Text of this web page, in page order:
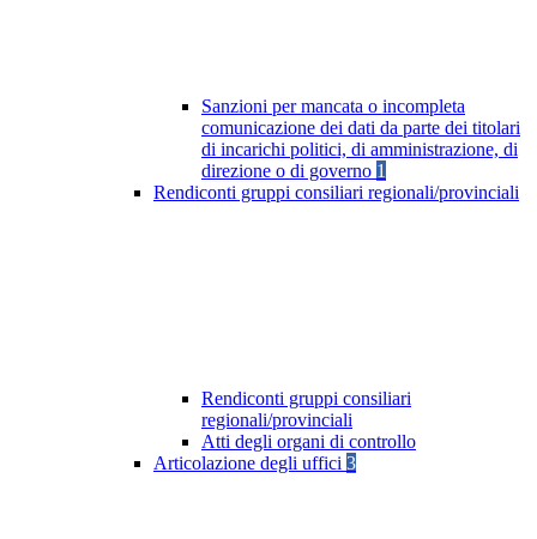
Sanzioni per mancata o incompleta
comunicazione dei dati da parte dei titolari
di incarichi politici, di amministrazione, di
direzione o di governo 1
Rendiconti gruppi consiliari regionali/provinciali
Rendiconti gruppi consiliari
regionali/provinciali
Atti degli organi di controllo
Articolazione degli uffici 3